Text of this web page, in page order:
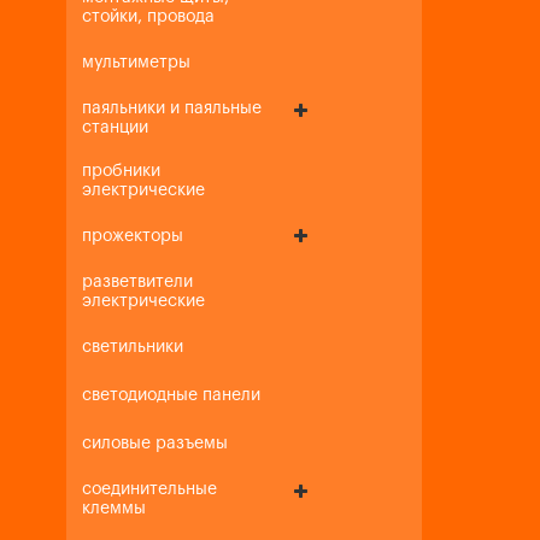
стойки, провода
мультиметры
паяльники и паяльные
станции
пробники
электрические
прожекторы
разветвители
электрические
светильники
светодиодные панели
силовые разъемы
соединительные
клеммы